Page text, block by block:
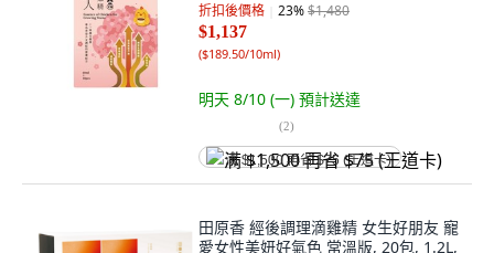
折扣後價格 23%$1,480
$1,137
($189.50/10ml)
明天 8/10 (一) 預計送達
(2)
满 $1,500 再省 $75 (王道卡)
田原香 經後調理滴雞精 女生好朋友 寵
愛女性美妍好氣色 常溫版, 20包, 1.2L,